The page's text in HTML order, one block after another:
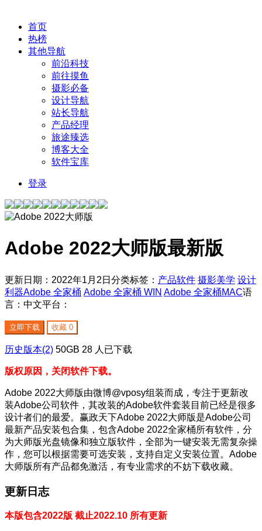
首页
热榜
其他导航
前沿科技
前往摸鱼
摄影必备
设计导航
站长导航
产品经理
旅途臻选
博客大全
软件宝库
登录
Adobe 2022大师版最新版
更新日期：2022年1月2日 分类标签： 产品软件 摄影美学 设计
利器Adobe 全家桶 Adobe 全家桶 WIN Adobe 全家桶MAC语
言：中文平台：
立即下载 收藏 0
历史版本(2) 50GB 28 人已下载
版权原因，关闭软件下载。
Adobe 2022大师版由微博@vposy组装而成，专注于更新改
装Adobe公司软件，其改装的Adobe软件套装目前已经是很多
设计者们的最爱。赢政天下Adobe 2022大师版是Adobe公司
最新产品安装包合集，包含Adobe 2022全家桶所有软件，分
为大师版光盘镜像和独立版软件，全部为一键安装无需复杂操
作，您可以根据需要可选安装，支持自定义安装位置。Adobe
大师版所有产品都免激活，有专业需求的不妨下载收藏。
更新日志
本版包含2022版 截止2022.10 所有更新